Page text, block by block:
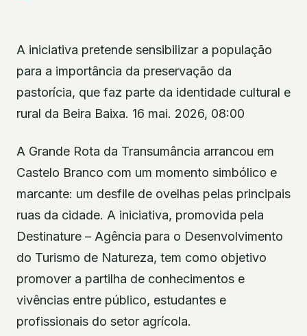
A iniciativa pretende sensibilizar a população
para a importância da preservação da
pastorícia, que faz parte da identidade cultural e
rural da Beira Baixa. 16 mai. 2026, 08:00
A Grande Rota da Transumância arrancou em
Castelo Branco com um momento simbólico e
marcante: um desfile de ovelhas pelas principais
ruas da cidade. A iniciativa, promovida pela
Destinature – Agência para o Desenvolvimento
do Turismo de Natureza, tem como objetivo
promover a partilha de conhecimentos e
vivências entre público, estudantes e
profissionais do setor agrícola.